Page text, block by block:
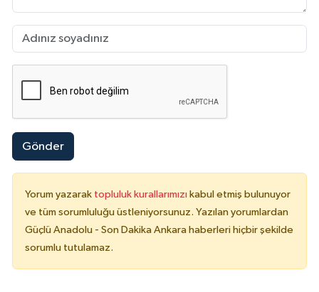
Gönder
Yorum yazarak topluluk kurallarımızı kabul etmiş bulunuyor
ve tüm sorumluluğu üstleniyorsunuz. Yazılan yorumlardan
Güçlü Anadolu - Son Dakika Ankara haberleri hiçbir şekilde
sorumlu tutulamaz.